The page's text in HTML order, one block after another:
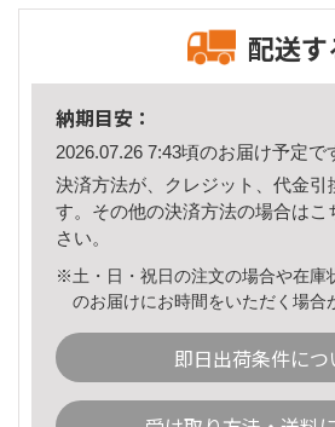
配送す
納期目安：
2026.07.26 7:43頃のお届け予定で
決済方法が、クレジット、代金引
す。その他の決済方法の場合はこ
さい。
※土・日・祝日の注文の場合や在庫
のお届けにお時間をいただく場合
即日出荷条件につ